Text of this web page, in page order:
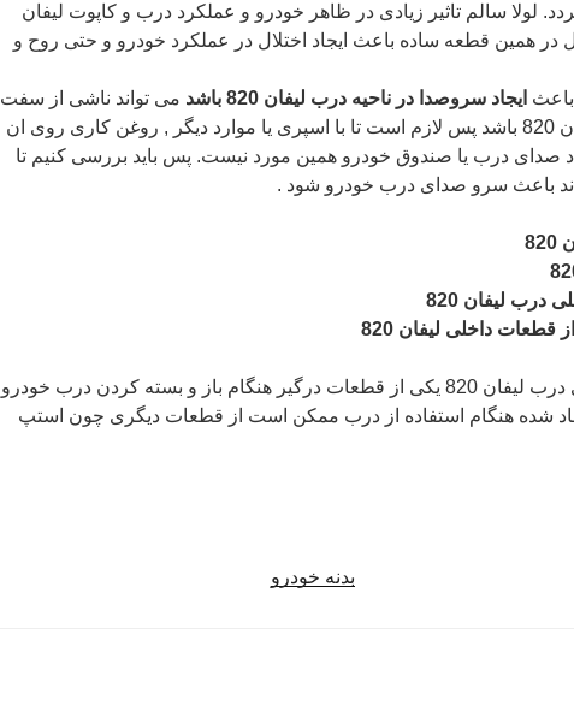
متصل می گردد. لولا سالم تاثیر زیادی در ظاهر خودرو و عملکرد درب و کاپوت لیفان
در همین قطعه ساده باعث ایجاد اختلال در عملکرد خودرو و حتی روح و
ایجاد سروصدا در ناحیه درب لیفان 820 باشد
می تواند ناشی از سفت
شدن لولای در موتور چپ لیفان 820 باشد پس لازم است تا با اسپری یا موارد دیگر , روغن کاری روی ان
صدای درب یا صندوق خودرو همین مورد نیست. پس باید بررسی کنیم تا
باعث سرو صدای درب خودرو شود .
توجه داشته باشید که لولا روی درب لیفان 820 یکی از قطعات درگیر هنگام باز و بسته کردن درب خودرو
شده هنگام استفاده از درب ممکن است از قطعات دیگری چون استپ
بدنه خودرو